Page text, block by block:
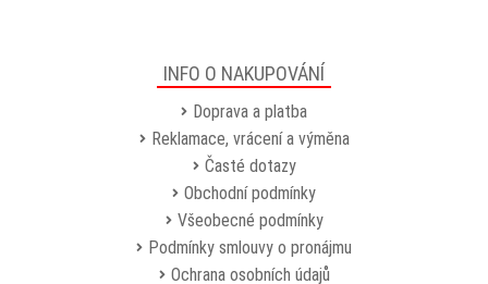
INFO O NAKUPOVÁNÍ
Doprava a platba
Reklamace, vrácení a výměna
Časté dotazy
Obchodní podmínky
Všeobecné podmínky
Podmínky smlouvy o pronájmu
Ochrana osobních údajů